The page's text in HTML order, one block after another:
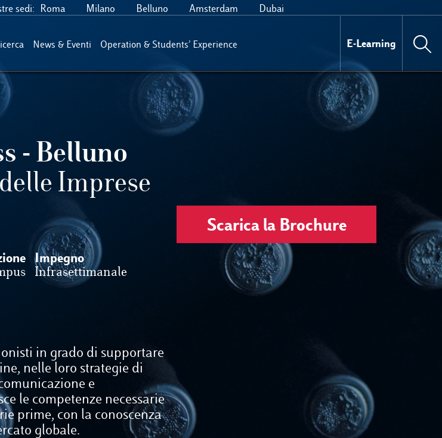
sedi: Roma Milano Belluno Amsterdam Dubai
News & Eventi Operation & Students’ Experience E-Learning
- Belluno
Imprese
Impegno
Infrasettimanale
in grado di supportare
nelle loro strategie di
e
le competenze necessarie
prime, con la conoscenza
globale.
Meet The Team
Scarica la Brochure